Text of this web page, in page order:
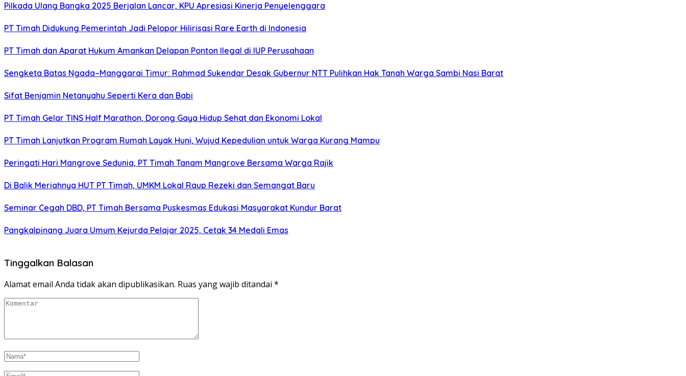
Pilkada Ulang Bangka 2025 Berjalan Lancar, KPU Apresiasi Kinerja Penyelenggara
PT Timah Didukung Pemerintah Jadi Pelopor Hilirisasi Rare Earth di Indonesia
PT Timah dan Aparat Hukum Amankan Delapan Ponton Ilegal di IUP Perusahaan
Sengketa Batas Ngada–Manggarai Timur: Rahmad Sukendar Desak Gubernur NTT Pulihkan Hak Tanah Warga Sambi Nasi Barat
Sifat Benjamin Netanyahu Seperti Kera dan Babi
PT Timah Gelar TINS Half Marathon, Dorong Gaya Hidup Sehat dan Ekonomi Lokal
PT Timah Lanjutkan Program Rumah Layak Huni, Wujud Kepedulian untuk Warga Kurang Mampu
Peringati Hari Mangrove Sedunia, PT Timah Tanam Mangrove Bersama Warga Rajik
Di Balik Meriahnya HUT PT Timah, UMKM Lokal Raup Rezeki dan Semangat Baru
Seminar Cegah DBD, PT Timah Bersama Puskesmas Edukasi Masyarakat Kundur Barat
Pangkalpinang Juara Umum Kejurda Pelajar 2025, Cetak 34 Medali Emas
Tinggalkan Balasan
Alamat email Anda tidak akan dipublikasikan. Ruas yang wajib ditandai *